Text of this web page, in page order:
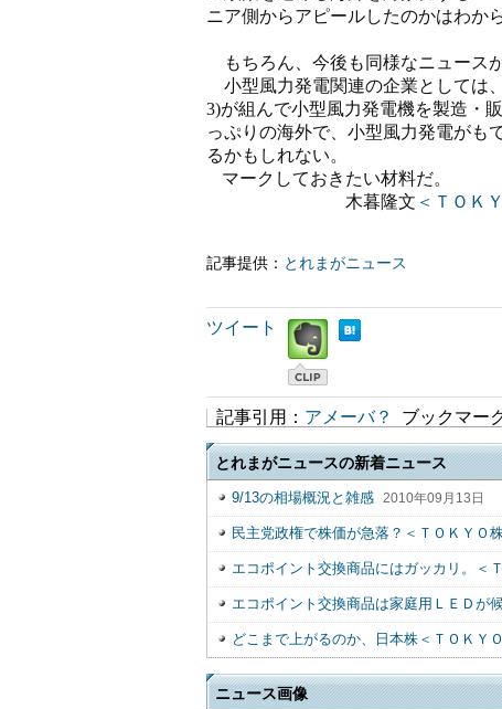
ニア側からアピールしたのかはわか
もちろん、今後も同様なニュース
小型風力発電関連の企業としては
3)が組んで小型風力発電機を製造・
っぷりの海外で、小型風力発電がも
るかもしれない。
マークしておきたい材料だ。
木暮隆文 ＜ＴＯＫ
記事提供： とれまがニュース
ツイート
記事引用： アメーバ？ ブックマー
とれまがニュースの新着ニュース
9/13の相場概況と雑感 2010年09月13日
民主党政権で株価が急落？＜ＴＯＫＹＯ
エコポイント交換商品にはガッカリ。＜
エコポイント交換商品は家庭用ＬＥＤが
どこまで上がるのか、日本株＜ＴＯＫＹ
ニュース画像